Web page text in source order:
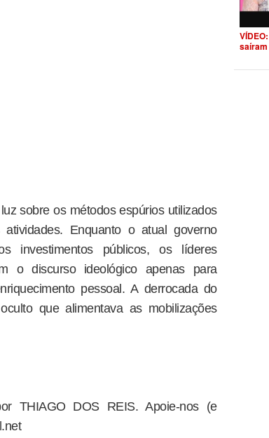
sobre os métodos espúrios utilizados
Enquanto o atual governo
investimentos públicos, os líderes
o discurso ideológico apenas para
pessoal. A derrocada do
que alimentava as mobilizações
THIAGO DOS REIS. Apoie-nos (e